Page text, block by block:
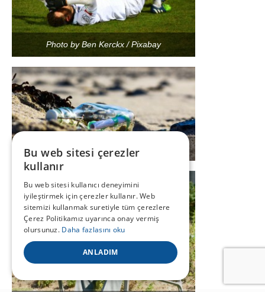
Photo by Ben Kerckx / Pixabay
Photo by Susanne Nilsson / Flickr
Bu web sitesi çerezler
kullanır
Bu web sitesi kullanıcı deneyimini
iyileştirmek için çerezler kullanır. Web
sitemizi kullanmak suretiyle tüm çerezlere
Çerez Politikamız uyarınca onay vermiş
olursunuz. Daha fazlasını oku
ANLADIM